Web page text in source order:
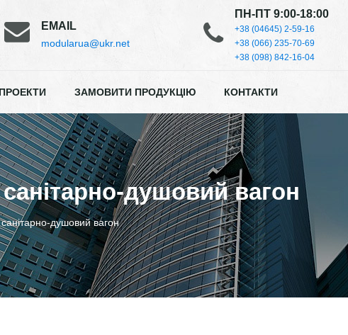
EMAIL
modularua@ukr.net
ПН-ПТ 9:00-18:00
+38 (04645) 2-59-16
+38 (066) 235-70-69
+38 (098) 842-16-04
ЗАМОВИТИ ПРОДУКЦІЮ КОНТАКТИ
душовий вагон
душовий вагон